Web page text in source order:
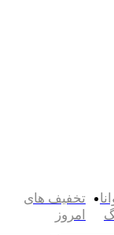
تخفیف های
امروز